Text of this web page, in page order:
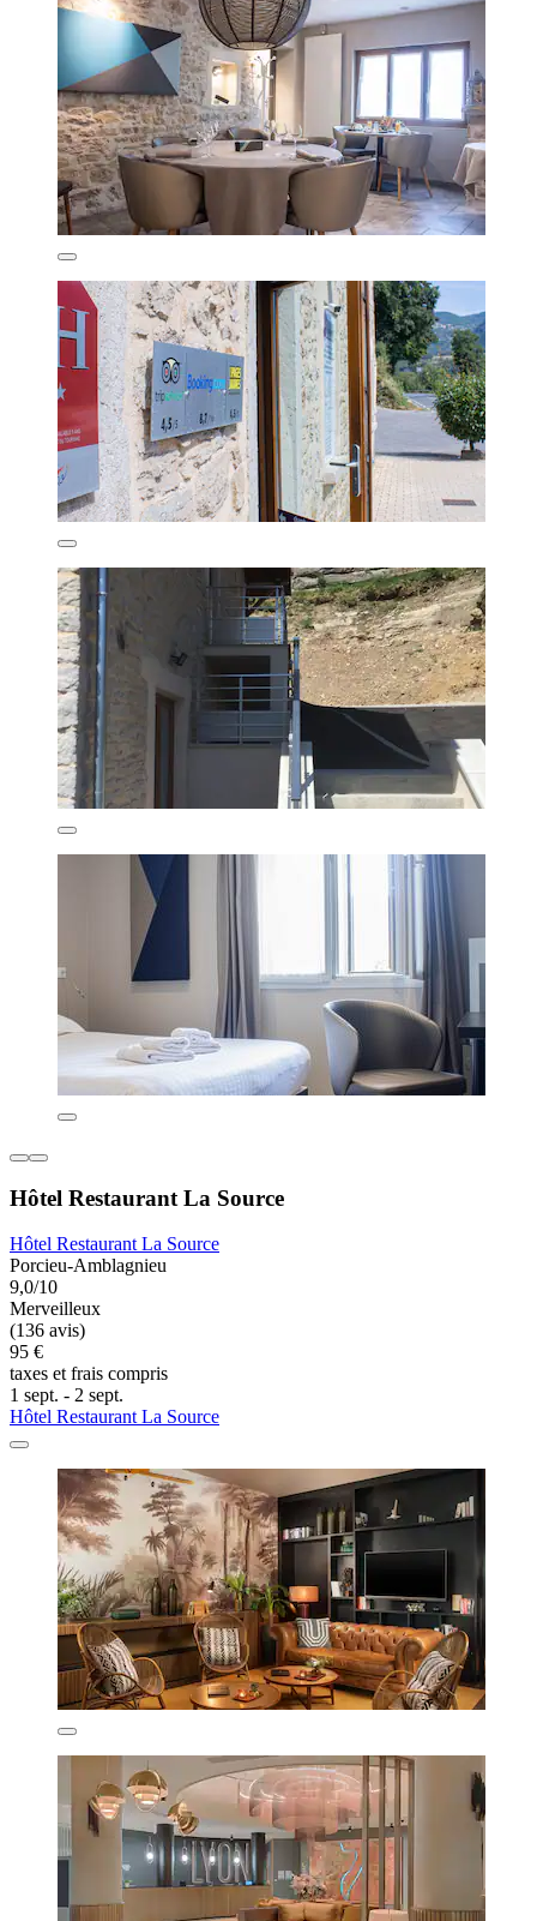
Hôtel Restaurant La Source
Hôtel Restaurant La Source
Porcieu-Amblagnieu
9,0/10
Merveilleux
(136 avis)
95 €
taxes et frais compris
1 sept. - 2 sept.
Hôtel Restaurant La Source